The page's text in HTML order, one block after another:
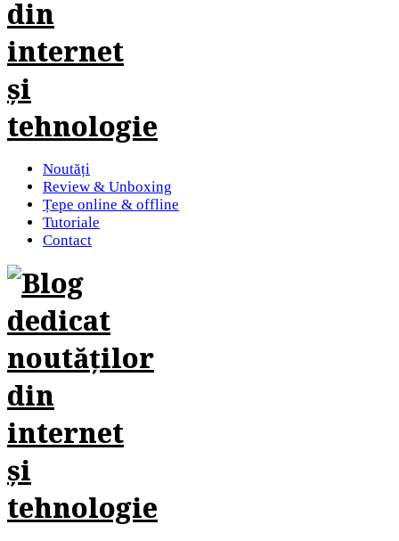
Noutăți
Review & Unboxing
Țepe online & offline
Tutoriale
Contact